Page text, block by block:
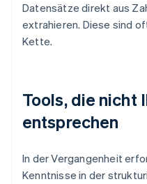
Datensätze direkt aus
extrahieren. Diese sind
Kette.
Tools, die nicht
entsprechen
In der Vergangenheit
Kenntnisse in der